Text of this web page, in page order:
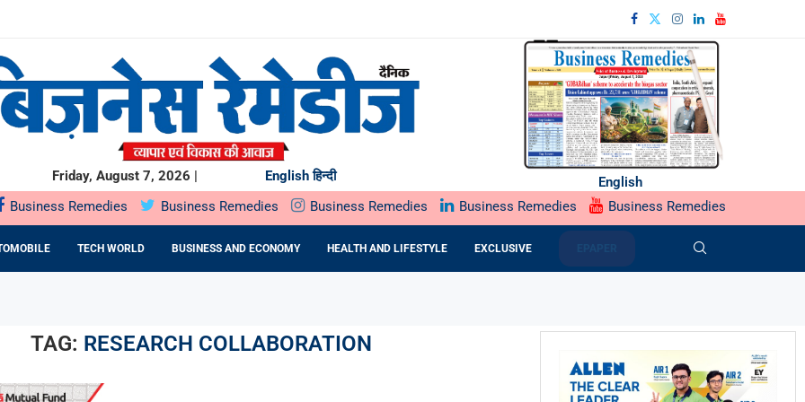
से ज्यादा भारतीय...
बचेंगे ₹40,000 करोड़;...
खरीदेगा...
Friday, August 7, 2026 | English हिन्दी
English
Business Remedies Business Remedies Business Remedies Business Remedies Business Remedies
TECH WORLD BUSINESS AND ECONOMY HEALTH AND LIFESTYLE EXCLUSIVE
TAG: RESEARCH COLLABORATION